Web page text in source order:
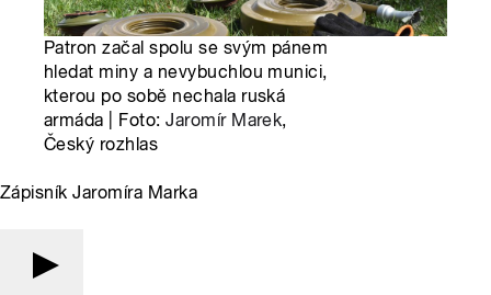
Patron začal spolu se svým pánem
hledat miny a nevybuchlou munici,
kterou po sobě nechala ruská
armáda | Foto:Jaromír Marek,
Český rozhlas
Zápisník Jaromíra Marka